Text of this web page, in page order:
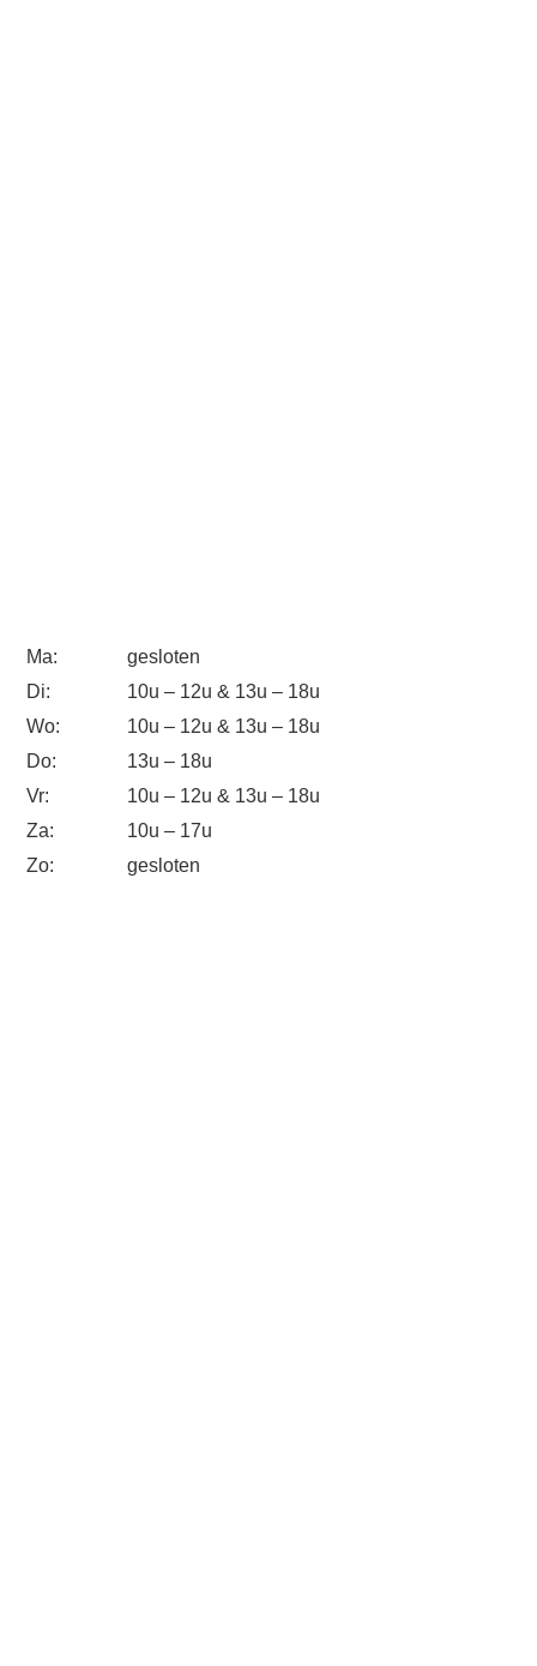
Ma:
gesloten
Di:
10u – 12u & 13u – 18u
Wo:
10u – 12u & 13u – 18u
Do:
13u – 18u
Vr:
10u – 12u & 13u – 18u
Za:
10u – 17u
Zo:
gesloten